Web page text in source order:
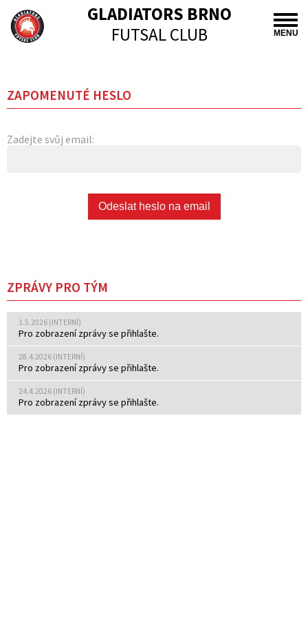
MENU
GLADIATORS BRNO
FUTSAL CLUB
ZAPOMENUTÉ HESLO
Zadejte svůj email:
ZPRÁVY PRO TÝM
1.5.2026 (INTERNÍ)
Pro zobrazení zprávy se přihlašte.
28.4.2026 (INTERNÍ)
Pro zobrazení zprávy se přihlašte.
24.4.2026 (INTERNÍ)
Pro zobrazení zprávy se přihlašte.